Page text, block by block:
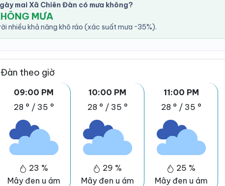
mai Xã Chiên Đàn có mưa không?
MƯA
nhiều khả năng khô ráo (xác suất mưa ~35%).
theo giờ
09:00 PM
28 ° / 35 °
23 %
Mây đen u ám
10:00 PM
28 ° / 35 °
29 %
Mây đen u ám
11:00 PM
28 ° / 35 °
25 %
Mây đen u ám